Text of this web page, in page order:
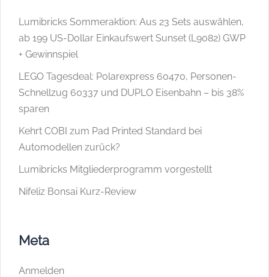
Lumibricks Sommeraktion: Aus 23 Sets auswählen,
ab 199 US-Dollar Einkaufswert Sunset (L9082) GWP
+ Gewinnspiel
LEGO Tagesdeal: Polarexpress 60470, Personen-
Schnellzug 60337 und DUPLO Eisenbahn – bis 38%
sparen
Kehrt COBI zum Pad Printed Standard bei
Automodellen zurück?
Lumibricks Mitgliederprogramm vorgestellt
Nifeliz Bonsai Kurz-Review
Meta
Anmelden